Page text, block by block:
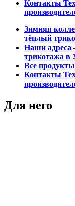
Контакты
Зимняя
тёплый
Наши адреса
трикотажа в
Все продукты
Контакты
Для него